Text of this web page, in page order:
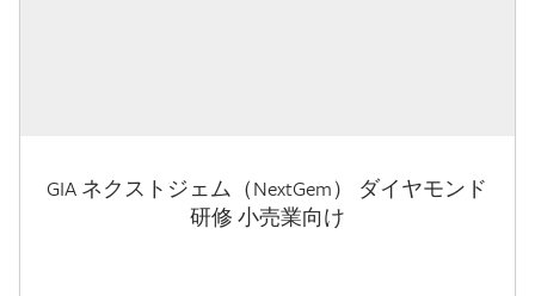
GIA ネクストジェム（NextGem） ダイヤモンド
研修 小売業向け